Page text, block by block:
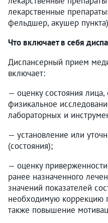
лекарственные
фельдшер, акушер
Что включает в себя
Диспансерный прием
включает:
— оценку состояния
физикальное
лабораторных и
— установление или
(состояния);
— оценку
ранее назначенного
значений показателей
необходимую коррекцию
также повышение